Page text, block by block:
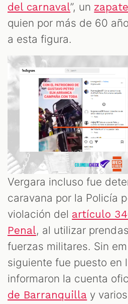
del carnaval”, un
quien por más de 60
a esta figura.
Vergara incluso fue
caravana por la Policía
violación del artículo
Penal, al utilizar
fuerzas militares. Sin
siguiente fue puesto en
informaron la cuenta
de Barranquilla y